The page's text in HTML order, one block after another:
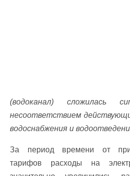
(водоканал) сложилась
несоответствием
водоснабжения и
За период времени от
тарифов расходы на